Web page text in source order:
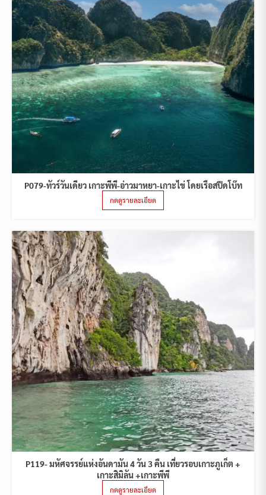
P079-ทัวร์วันเดียว เกาะพีพี-อ่าวมาหยา-เกาะไข่ โดยเรือสปีดโบ๊ท
กดดูรายละเอียด
P119- มหัศจรรย์แห่งอันดามัน 4 วัน 3 คืน เที่ยวรอบเกาะภูเก็ต +
เกาะสิมิลัน +เกาะพีพี
กดดูรายละเอียด